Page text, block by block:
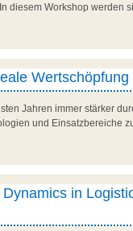
diesem Workshop werden
Jahren immer stärker
und Einsatzbereiche
in